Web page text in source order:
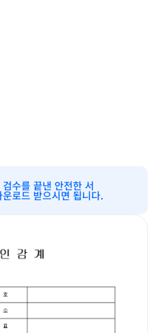
수를 끝낸 안전한 서
로드 받으시면 됩니다.